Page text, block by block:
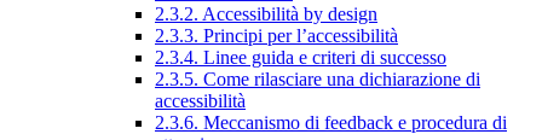
2.3.2. Accessibilità by design
2.3.3. Principi per l’accessibilità
2.3.4. Linee guida e criteri di successo
2.3.5. Come rilasciare una dichiarazione di
accessibilità
2.3.6. Meccanismo di feedback e procedura di